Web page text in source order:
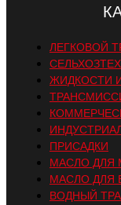
ЛЕГКОВОЙ
ЖИДКОСТИ
ПРИСАДКИ
МАСЛО ДЛЯ
МАСЛО ДЛЯ
ВОДНЫЙ